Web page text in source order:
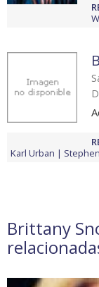
Karl Urban
Brittany